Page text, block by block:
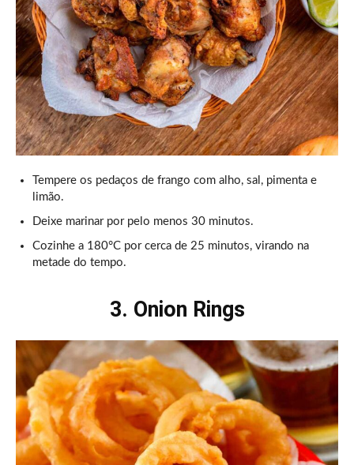
Tempere os pedaços de frango com alho, sal, pimenta e
limão.
Deixe marinar por pelo menos 30 minutos.
Cozinhe a 180°C por cerca de 25 minutos, virando na
metade do tempo.
3. Onion Rings